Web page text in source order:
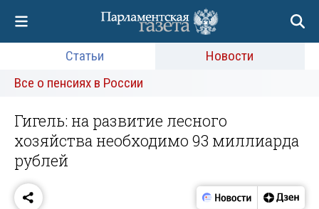
Статьи
Новости
Все о пенсиях в России
Гигель: на развитие лесного
хозяйства необходимо 93 миллиарда
рублей